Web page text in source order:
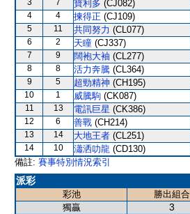
3 7 寶利多 (CJ082)
4 4 揀得正 (CJ109)
5 11 共同努力 (CL077)
6 2 天瞳 (CJ337)
7 9 闊袍大袖 (CL277)
8 8 活力奔騰 (CL364)
9 5 超勁精神 (CH195)
10 1 威騰駒 (CK087)
11 13 電訊巨星 (CK386)
12 6 善戰 (CH214)
13 14 大地王者 (CL251)
14 10 瀟洒叻龍 (CD130)
備註: 賽事特別情況索引
派彩
彩池 勝出組合
獨贏
3